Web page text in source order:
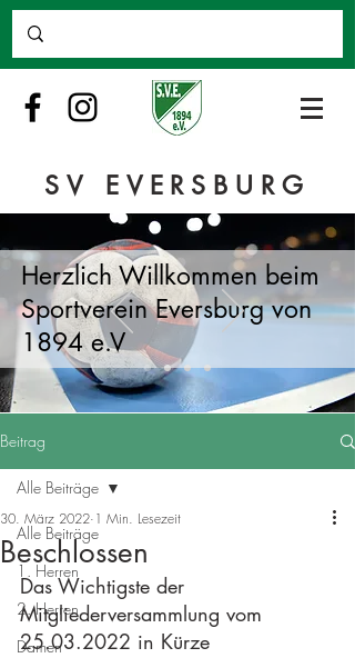
SV EVERSBURG
Herzlich Willkommen beim
Sportverein Eversburg von
1894 e.V
Beitrag
Alle Beiträge
1. Herren
2. Herren
Damen
Alle Beiträge
Beschlossen
30. März 2022 1 Min. Lesezeit
Das Wichtigste der
Mitgliederversammlung vom
25.03.2022 in Kürze